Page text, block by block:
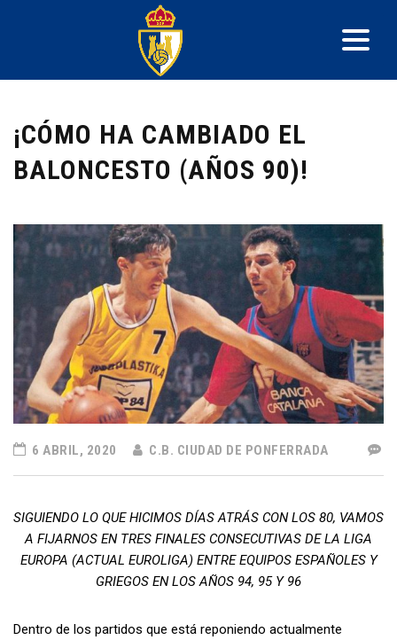
¡CÓMO HA CAMBIADO EL
BALONCESTO (AÑOS 90)!
6 ABRIL, 2020 C.B. CIUDAD DE PONFERRADA
SIGUIENDO LO QUE HICIMOS DÍAS ATRÁS CON LOS 80, VAMOS
A FIJARNOS EN TRES FINALES CONSECUTIVAS DE LA LIGA
EUROPA (ACTUAL EUROLIGA) ENTRE EQUIPOS ESPAÑOLES Y
GRIEGOS EN LOS AÑOS 94, 95 Y 96
Dentro de los partidos que está reponiendo actualmente